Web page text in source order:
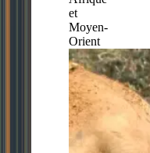
et
Moyen-
Orient